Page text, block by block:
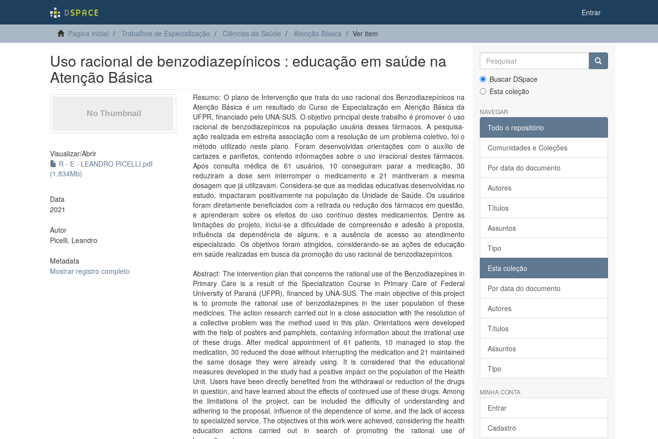
Entrar
Página inicial Trabalhos de Especialização Ciências da Saúde Atenção Básica Ver item
Uso racional de benzodiazepínicos : educação em saúde na
Atenção Básica
Visualizar/Abrir
R - E - LEANDRO PICELLI.pdf
(1.834Mb)
Data
2021
Autor
Picelli, Leandro
Metadata
Mostrar registro completo
Resumo: O plano de Intervenção que trata do uso racional dos Benzodiazepínicos na
Atenção Básica é um resultado do Curso de Especialização em Atenção Básica da
UFPR, financiado pelo UNA-SUS. O objetivo principal deste trabalho é promover o uso
racional de benzodiazepínicos na população usuária desses fármacos. A pesquisa-
ação realizada em estreita associação com a resolução de um problema coletivo, foi o
método utilizado neste plano. Foram desenvolvidas orientações com o auxílio de
cartazes e panfletos, contendo informações sobre o uso irracional destes fármacos.
Após consulta médica de 61 usuários, 10 conseguiram parar a medicação, 30
reduziram a dose sem interromper o medicamento e 21 mantiveram a mesma
dosagem que já utilizavam. Considera-se que as medidas educativas desenvolvidas no
estudo, impactaram positivamente na população da Unidade de Saúde. Os usuários
foram diretamente beneficiados com a retirada ou redução dos fármacos em questão,
e aprenderam sobre os efeitos do uso contínuo destes medicamentos. Dentre as
limitações do projeto, inclui-se a dificuldade de compreensão e adesão à proposta,
influência da dependência de alguns, e a ausência de acesso ao atendimento
especializado. Os objetivos foram atingidos, considerando-se as ações de educação
em saúde realizadas em busca da promoção do uso racional de benzodiazepínicos.
Abstract: The intervention plan that concerns the rational use of the Benzodiazepines in
Primary Care is a result of the Specialization Course in Primary Care of Federal
University of Paraná (UFPR), financed by UNA-SUS. The main objective of this project
is to promote the rational use of benzodiazepines in the user population of these
medicines. The action research carried out in a close association with the resolution of
a collective problem was the method used in this plan. Orientations were developed
with the help of posters and pamphlets, containing information about the irrational use
of these drugs. After medical appointment of 61 patients, 10 managed to stop the
medication, 30 reduced the dose without interrupting the medication and 21 maintained
the same dosage they were already using. It is considered that the educational
measures developed in the study had a positive impact on the population of the Health
Unit. Users have been directly benefited from the withdrawal or reduction of the drugs
in question, and have learned about the effects of continued use of these drugs. Among
the limitations of the project, can be included the difficulty of understanding and
adhering to the proposal, influence of the dependence of some, and the lack of access
to specialized service. The objectives of this work were achieved, considering the health
education actions carried out in search of promoting the rational use of
Buscar DSpace
Esta coleção
NAVEGAR
Todo o repositório
Comunidades e Coleções
Por data do documento
Autores
Títulos
Assuntos
Tipo
Esta coleção
Por data do documento
Autores
Títulos
Assuntos
Tipo
MINHA CONTA
Entrar
Cadastro